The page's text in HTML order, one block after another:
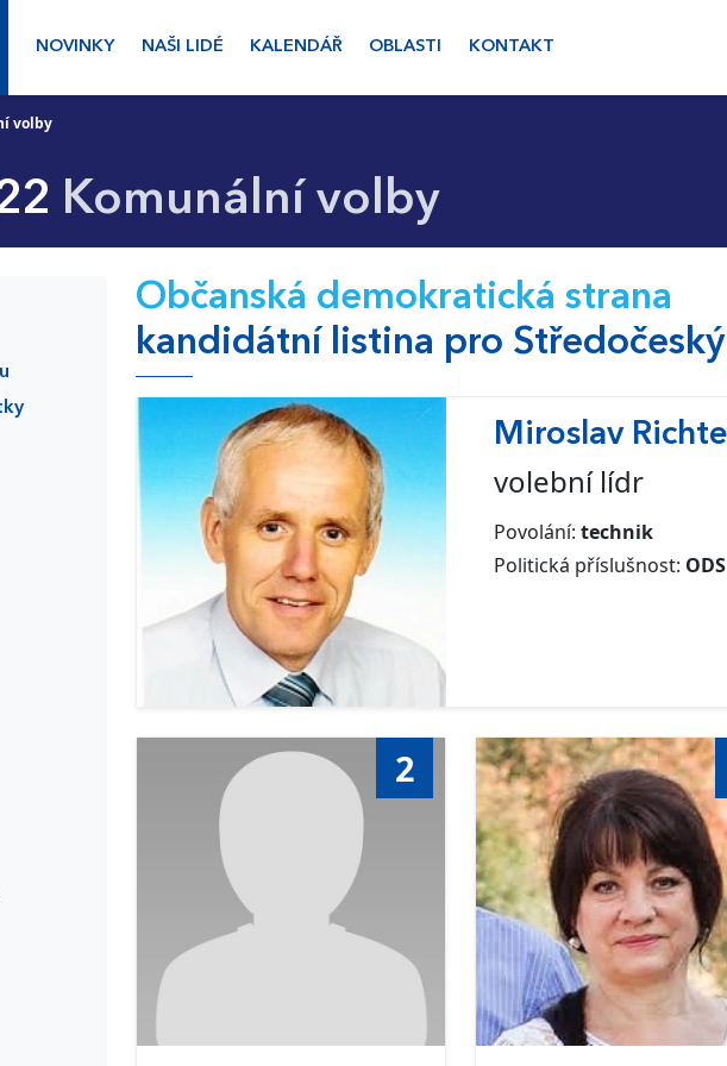
NOVINKY NAŠI LIDÉ KALENDÁŘ OBLASTI KONTAKT
volby
Komunální volby
Občanská demokratická strana
kandidátní listina pro
Miroslav
volební lídr
Povolání:technik
Politická příslušnost: ODS
2